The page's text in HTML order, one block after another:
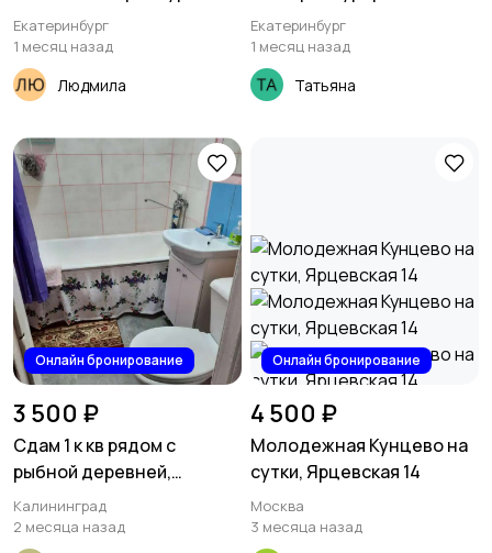
улица Калинина, 10
Екатеринбург
1 месяц назад
Людмила
Таганский ряд., Летчиков
7
Екатеринбург
1 месяц назад
Татьяна
Онлайн бронирование
3 500 ₽
Сдам 1 к кв рядом с
рыбной деревней,
Багратиона 87
Калининград
2 месяца назад
Онлайн бронирование
4 500 ₽
Молодежная Кунцево на
сутки, Ярцевская 14
Москва
3 месяца назад